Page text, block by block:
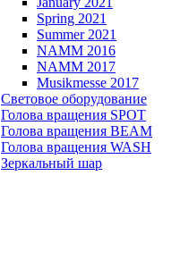
Spring 2021
Summer 2021
NAMM 2016
NAMM 2017
Musikmesse 2017
Световое оборудование
Голова вращения SPOT
Голова вращения BEAM
Голова вращения WASH
Зеркальный шар